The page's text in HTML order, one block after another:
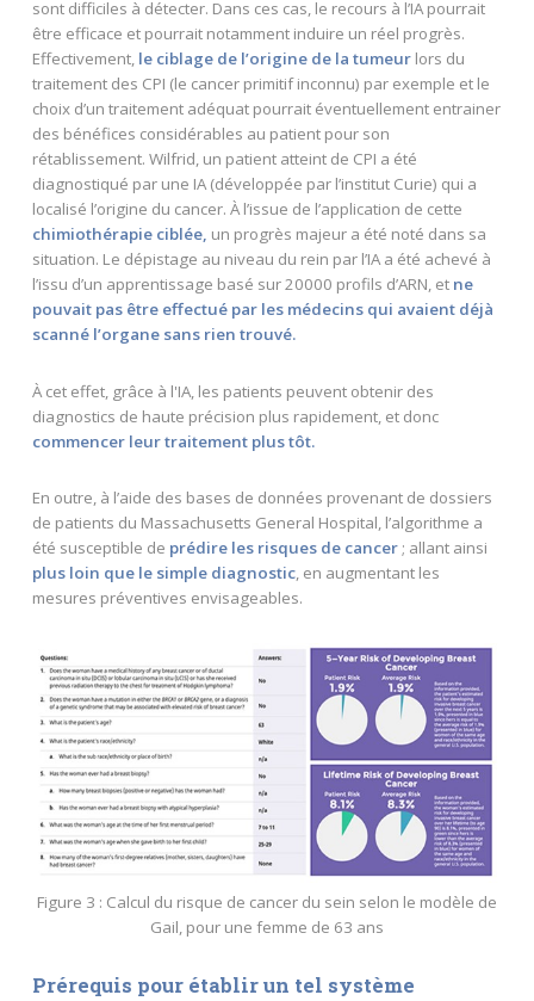
sont difficiles à détecter. Dans ces cas, le recours à l’IA pourrait
être efficace et pourrait notamment induire un réel progrès.
Effectivement, le ciblage de l’origine de la tumeurlors du
traitement des CPI (le cancer primitif inconnu) par exemple et le
choix d’un traitement adéquat pourrait éventuellement entrainer
des bénéfices considérables au patient pour son
rétablissement. Wilfrid, un patient atteint de CPI a été
diagnostiqué par une IA (développée par l’institut Curie) qui a
localisé l’origine du cancer. À l’issue de l’application de cette
chimiothérapie ciblée, un progrès majeur a été noté dans sa
situation. Le dépistage au niveau du rein par l’IA a été achevé à
l’issu d’un apprentissage basé sur 20000 profils d’ARN, et ne
pouvait pas être effectué par les médecins qui avaient déjà
scanné l’organe sans rien trouvé.
À cet effet, grâce à l'IA, les patients peuvent obtenir des
diagnostics de haute précision plus rapidement, et donc
commencer leur traitement plus tôt.
En outre, à l’aide des bases de données provenant de dossiers
de patients du Massachusetts General Hospital, l’algorithme a
été susceptible de prédire les risques de cancer; allant ainsi
plus loin que le simple diagnostic, en augmentant les
mesures préventives envisageables.
Figure 3 : Calcul du risque de cancer du sein selon le modèle de
Gail, pour une femme de 63 ans
Prérequis pour établir un tel système